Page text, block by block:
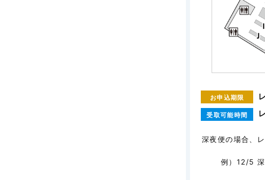
お申込期限
受取可能時間
深夜便の場合、
例）12/5 深